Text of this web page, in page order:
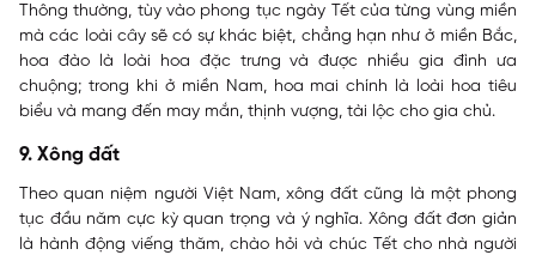
Thông thường, tùy vào phong tục ngày Tết của từng vùng miền
mà các loài cây sẽ có sự khác biệt, chẳng hạn như ở miền Bắc,
hoa đào là loài hoa đặc trưng và được nhiều gia đình ưa
chuộng; trong khi ở miền Nam, hoa mai chính là loài hoa tiêu
biểu và mang đến may mắn, thịnh vượng, tài lộc cho gia chủ.
9. Xông đất
Theo quan niệm người Việt Nam, xông đất cũng là một phong
tục đầu năm cực kỳ quan trọng và ý nghĩa. Xông đất đơn giản
là hành động viếng thăm, chào hỏi và chúc Tết cho nhà người